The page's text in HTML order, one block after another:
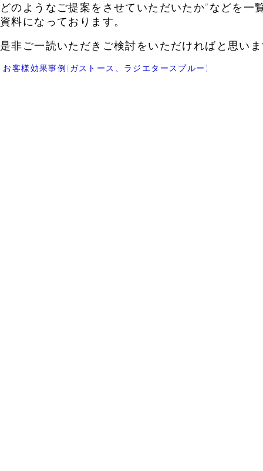
どのようなご提案をさせていただいたか”などを一
資料になっております。
是非ご一読いただきご検討をいただければと思い
お客様効果事例(ガストース、ラジエタースプルー)